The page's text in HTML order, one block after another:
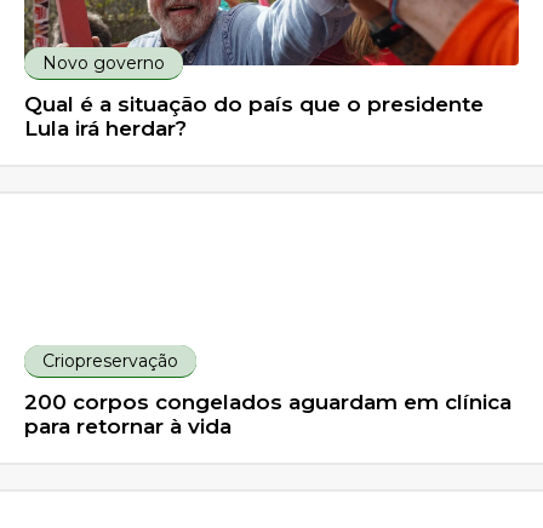
Novo governo
Qual é a situação do país que o presidente
Lula irá herdar?
Criopreservação
200 corpos congelados aguardam em clínica
para retornar à vida